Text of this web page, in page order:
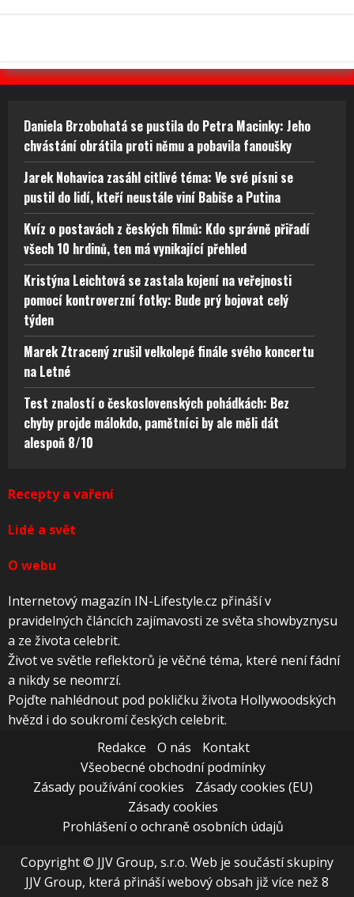
Daniela Brzobohatá se pustila do Petra Macinky: Jeho
chvástání obrátila proti němu a pobavila fanoušky
Jarek Nohavica zasáhl citlivé téma: Ve své písni se
pustil do lidí, kteří neustále viní Babiše a Putina
Kvíz o postavách z českých filmů: Kdo správně přiřadí
všech 10 hrdinů, ten má vynikající přehled
Kristýna Leichtová se zastala kojení na veřejnosti
pomocí kontroverzní fotky: Bude prý bojovat celý
týden
Marek Ztracený zrušil velkolepé finále svého koncertu
na Letné
Test znalostí o československých pohádkách: Bez
chyby projde málokdo, pamětníci by ale měli dát
alespoň 8/10
Recepty a vaření
Lidé a svět
O webu
Internetový magazín IN-Lifestyle.cz přináší v
pravidelných článcích zajímavosti ze světa showbyznysu
a ze života celebrit.
Život ve světle reflektorů je věčné téma, které není fádní
a nikdy se neomrzí.
Pojďte nahlédnout pod pokličku života Hollywoodských
hvězd i do soukromí českých celebrit.
Redakce
O nás
Kontakt
Všeobecné obchodní podmínky
Zásady používání cookies
Zásady cookies (EU)
Zásady cookies
Prohlášení o ochraně osobních údajů
Copyright © JJV Group, s.r.o. Web je součástí skupiny
JJV Group, která přináší webový obsah již více než 8